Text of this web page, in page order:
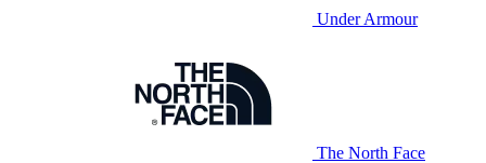
Under Armour
The North Face